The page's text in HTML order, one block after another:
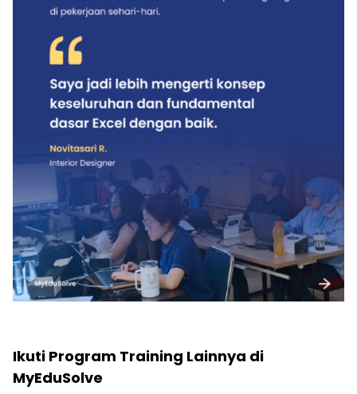
Ikuti Program Training Lainnya di
MyEduSolve